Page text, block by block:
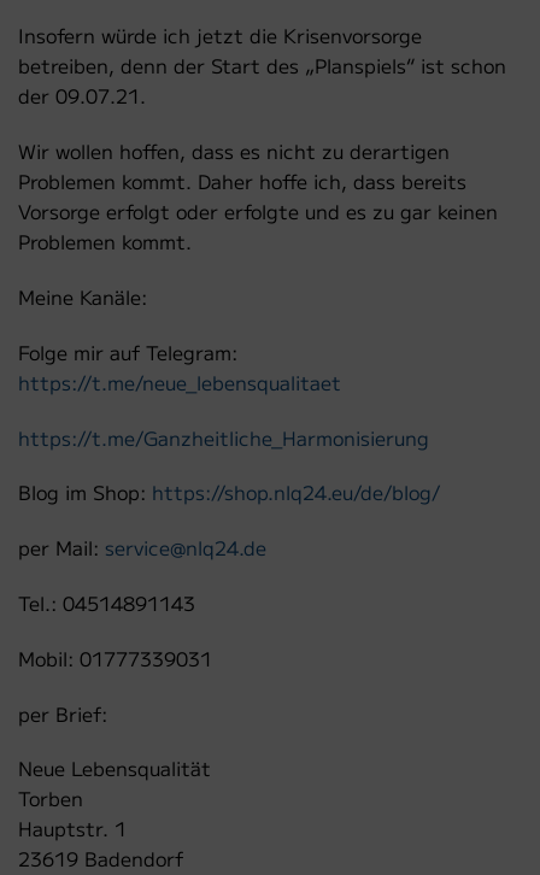
Insofern würde ich jetzt die Krisenvorsorge
betreiben, denn der Start des „Planspiels“ ist schon
der 09.07.21.
Wir wollen hoffen, dass es nicht zu derartigen
Problemen kommt. Daher hoffe ich, dass bereits
Vorsorge erfolgt oder erfolgte und es zu gar keinen
Problemen kommt.
Meine Kanäle:
Folge mir auf Telegram:
https://t.me/neue_lebensqualitaet
https://t.me/Ganzheitliche_Harmonisierung
Blog im Shop: https://shop.nlq24.eu/de/blog/
per Mail: service@nlq24.de
Tel.: 04514891143
Mobil: 01777339031
per Brief:
Neue Lebensqualität
Torben
Hauptstr. 1
23619 Badendorf